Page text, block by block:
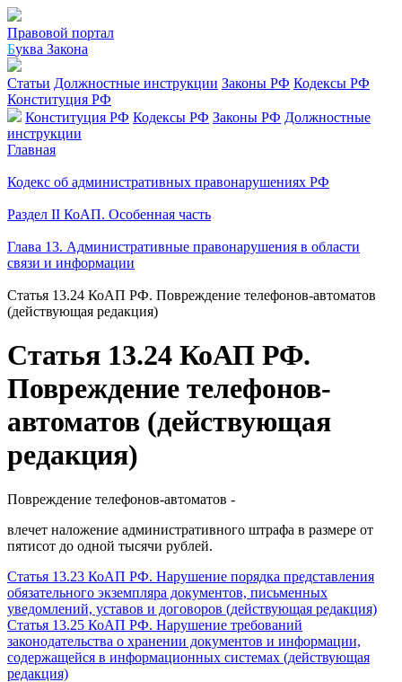
Правовой портал
Буква Закона
Статьи Должностные инструкции Законы РФ Кодексы РФ
Конституция РФ
Конституция РФ Кодексы РФ Законы РФ Должностные
инструкции
Главная
Кодекс об административных правонарушениях РФ
Раздел II КоАП. Особенная часть
Глава 13. Административные правонарушения в области
связи и информации
Статья 13.24 КоАП РФ. Повреждение телефонов-автоматов
(действующая редакция)
Статья 13.24 КоАП РФ.
Повреждение телефонов-
автоматов (действующая
редакция)
Повреждение телефонов-автоматов -
влечет наложение административного штрафа в размере от
пятисот до одной тысячи рублей.
Статья 13.23 КоАП РФ. Нарушение порядка представления
обязательного экземпляра документов, письменных
уведомлений, уставов и договоров (действующая редакция)
Статья 13.25 КоАП РФ. Нарушение требований
законодательства о хранении документов и информации,
содержащейся в информационных системах (действующая
редакция)